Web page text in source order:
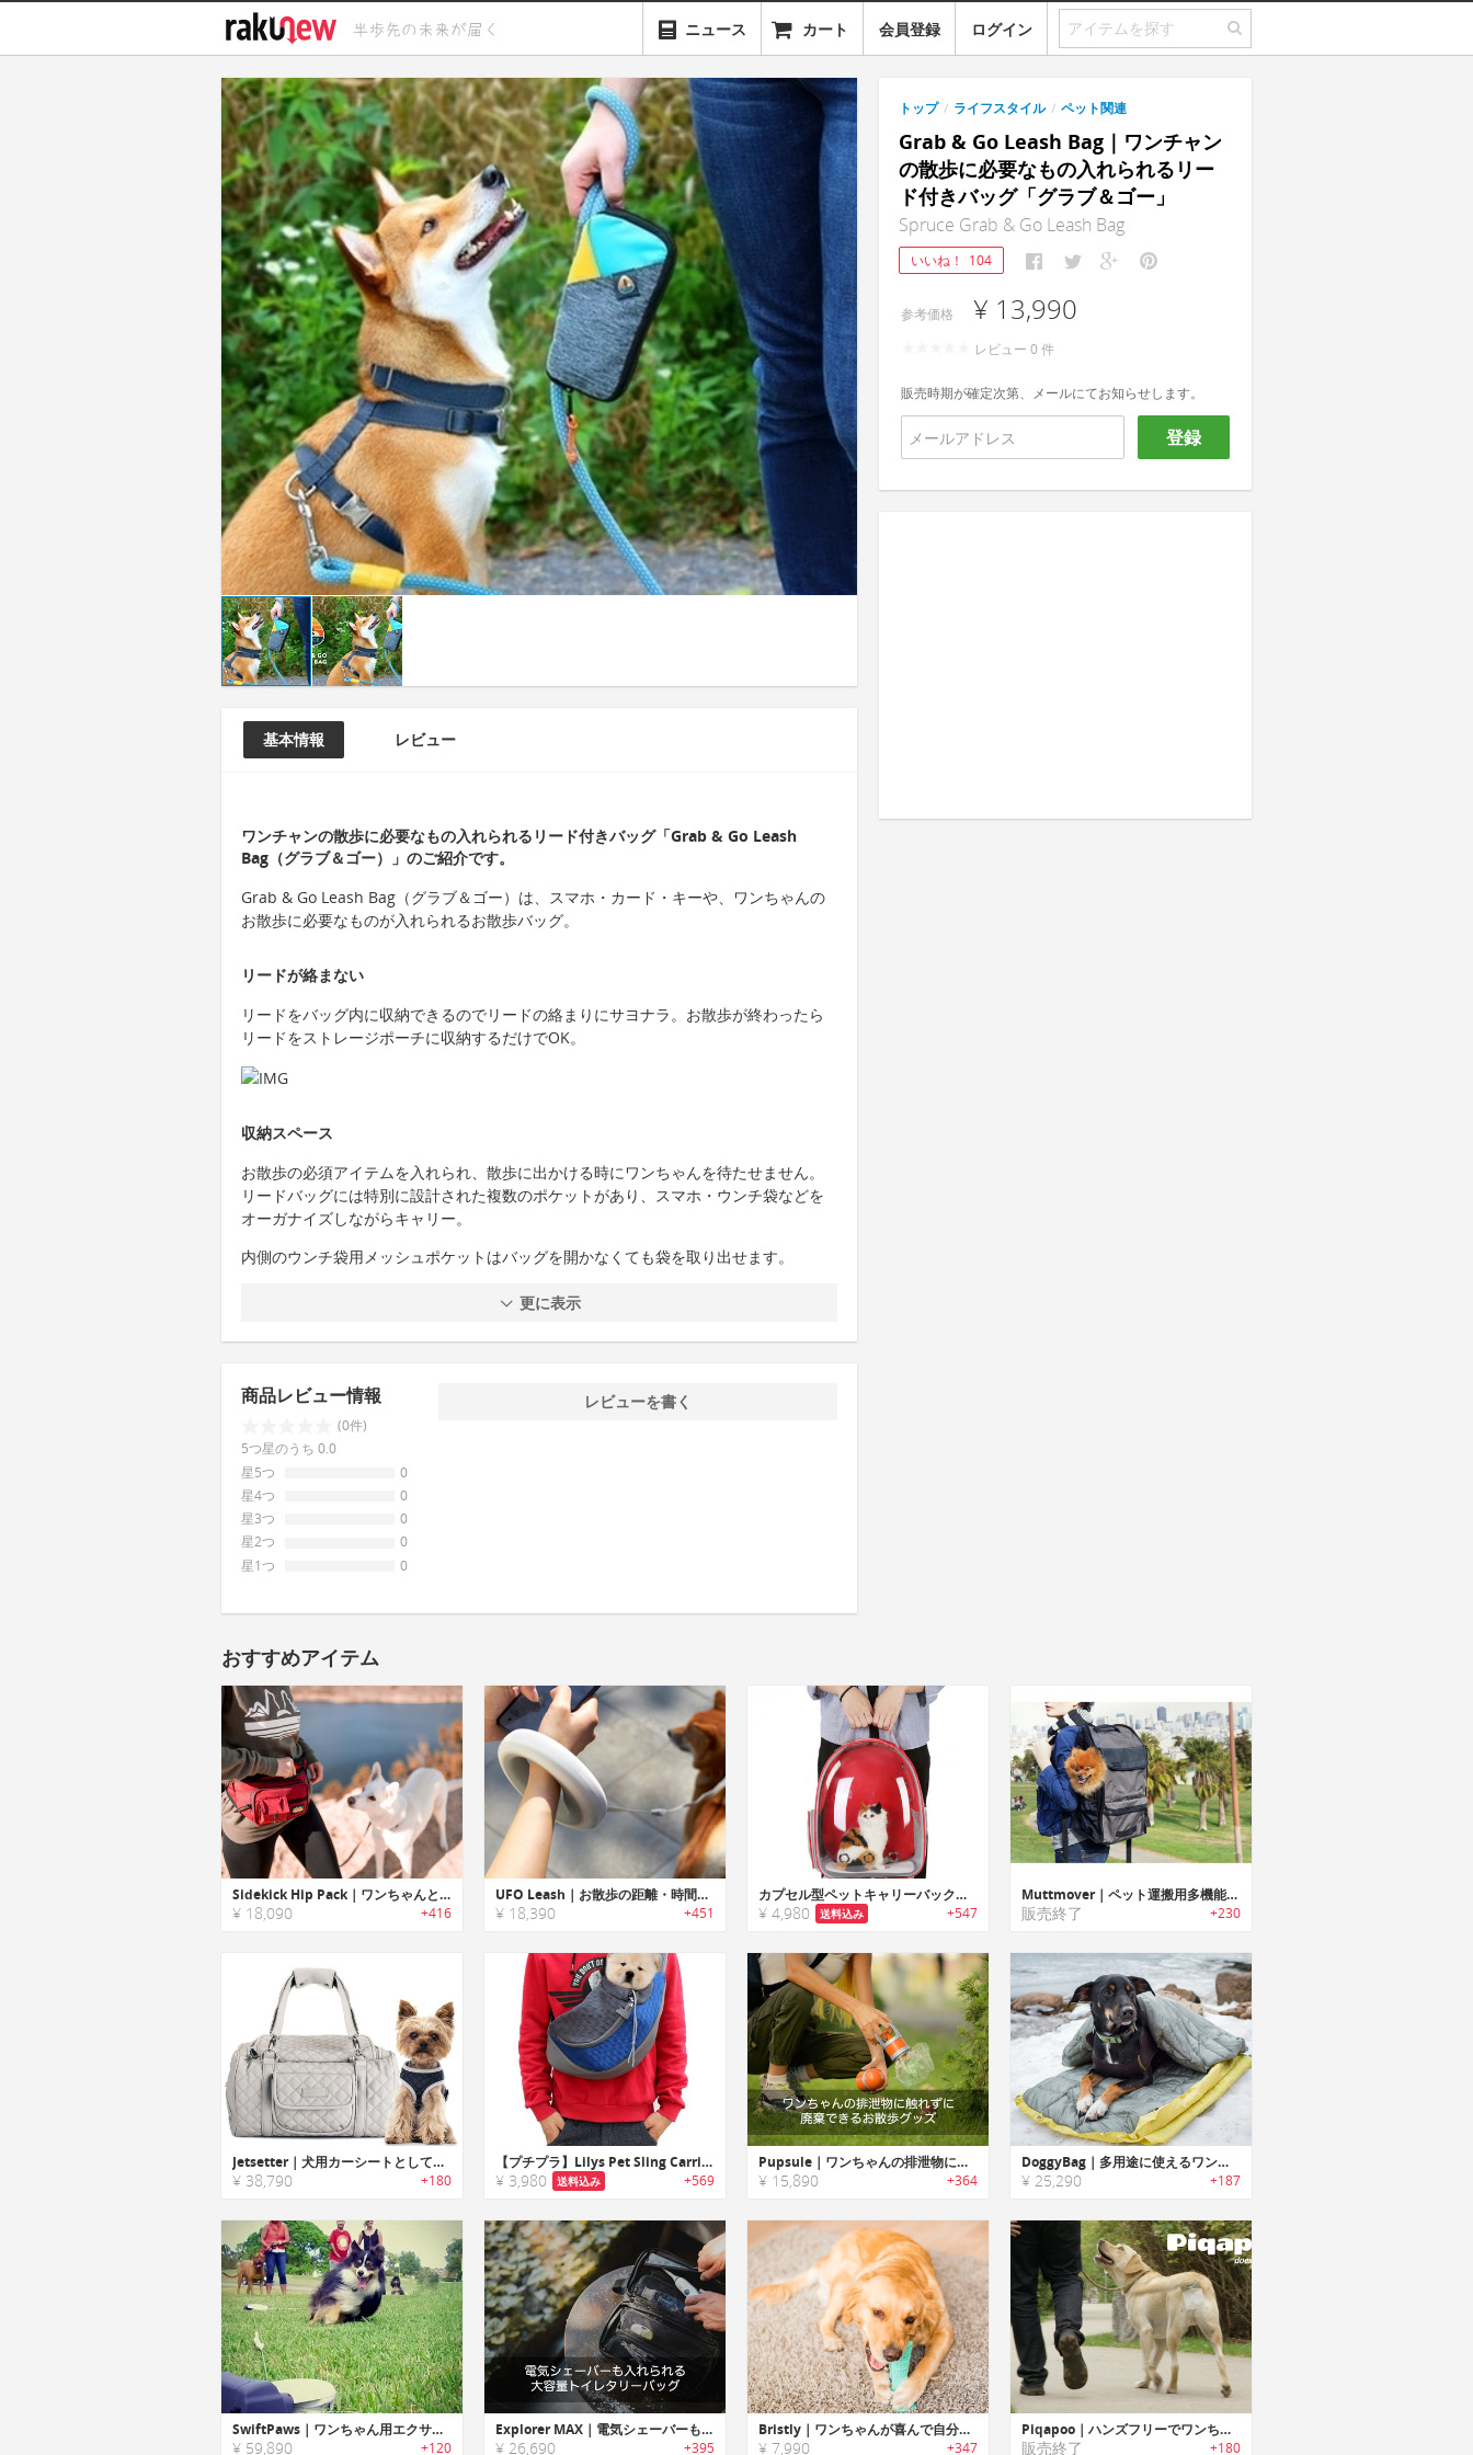
ニュース カート 会員登録 ログイン
基本情報 レビュー
ワンチャンの散歩に必要なもの入れられるリード付きバッグ「Grab & Go Leash
Bag（グラブ＆ゴー）」のご紹介です。
Grab & Go Leash Bag（グラブ＆ゴー）は、スマホ・カード・キーや、ワンちゃんの
お散歩に必要なものが入れられるお散歩バッグ。
リードが絡まない
リードをバッグ内に収納できるのでリードの絡まりにサヨナラ。お散歩が終わったら
リードをストレージポーチに収納するだけでOK。
収納スペース
お散歩の必須アイテムを入れられ、散歩に出かける時にワンちゃんを待たせません。
リードバッグには特別に設計された複数のポケットがあり、スマホ・ウンチ袋などを
オーガナイズしながらキャリー。
内側のウンチ袋用メッシュポケットはバッグを開かなくても袋を取り出せます。
更に表示
商品レビュー情報
(0件)
5つ星のうち 0.0
星5つ
0
星4つ
0
星3つ
0
星2つ
0
星1つ
0
レビューを書く
トップ / ライフスタイル / ペット関連
Grab & Go Leash Bag｜ワンチャン
の散歩に必要なもの入れられるリー
ド付きバッグ「グラブ＆ゴー」
Spruce Grab & Go Leash Bag
いいね！ 104
参考価格 ¥ 13,990
レビュー 0 件
販売時期が確定次第、メールにてお知らせします。
登録
おすすめアイテム
Sidekick Hip Pack｜ワンちゃんとのお散歩・お出かけに最適なウエストスリングバッグ「サイドキック」
¥ 18,090 +416
UFO Leash｜お散歩の距離・時間をトラッキングするリング型スマートリード「UFOリーシュ」
¥ 18,390 +451
カプセル型ペットキャリーバックパック
¥ 4,980 送料込み +547
Muttmover｜ペット運搬用多機能バックパック「マットムーバー」
販売終了 +230
Jetsetter｜犬用カーシートとしても使用できるスタイリッシュドッグキャリー
¥ 38,790 +180
【プチプラ】Lilys Pet Sling Carrier｜ハンズフリーで抱っこ可能なペット用スリングバッグ
¥ 3,980 送料込み +569
Pupsule｜ワンちゃんの排泄物に触れずに廃棄できるお散歩グッズ「パプセル」
¥ 15,890 +364
DoggyBag｜多用途に使えるワンちゃん用断熱プレミアム寝袋「ドギーバッグ」
¥ 25,290 +187
SwiftPaws｜ワンちゃん用エクササイズゲームトイ「スイフトパウ」
¥ 59,890 +120
Explorer MAX｜電気シェーバーも入れられる大容量トイレタリーバッグ「マックス」
¥ 26,690 +395
Bristly｜ワンちゃんが喜んで自分から歯磨きする犬用歯ブラシ「ブリストリー」
¥ 7,990 +347
Piqapoo｜ハンズフリーでワンちゃんのウンチを回収するポータブルトイレ「ピークアプー」
販売終了 +180